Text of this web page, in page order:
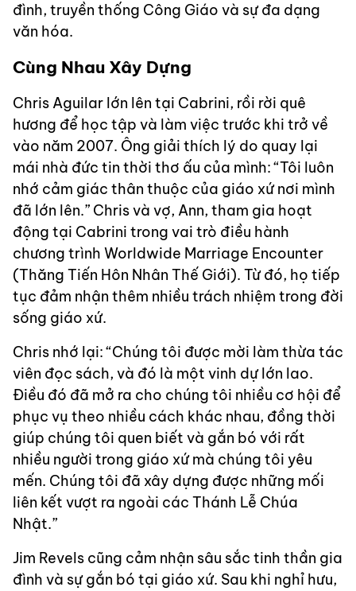
đình, truyền thống Công Giáo và sự đa dạng
văn hóa.
Cùng Nhau Xây Dựng
Chris Aguilar lớn lên tại Cabrini, rồi rời quê
hương để học tập và làm việc trước khi trở về
vào năm 2007. Ông giải thích lý do quay lại
mái nhà đức tin thời thơ ấu của mình: “Tôi luôn
nhớ cảm giác thân thuộc của giáo xứ nơi mình
đã lớn lên.” Chris và vợ, Ann, tham gia hoạt
động tại Cabrini trong vai trò điều hành
chương trình Worldwide Marriage Encounter
(Thăng Tiến Hôn Nhân Thế Giới). Từ đó, họ tiếp
tục đảm nhận thêm nhiều trách nhiệm trong đời
sống giáo xứ.
Chris nhớ lại: “Chúng tôi được mời làm thừa tác
viên đọc sách, và đó là một vinh dự lớn lao.
Điều đó đã mở ra cho chúng tôi nhiều cơ hội để
phục vụ theo nhiều cách khác nhau, đồng thời
giúp chúng tôi quen biết và gắn bó với rất
nhiều người trong giáo xứ mà chúng tôi yêu
mến. Chúng tôi đã xây dựng được những mối
liên kết vượt ra ngoài các Thánh Lễ Chúa
Nhật.”
Jim Revels cũng cảm nhận sâu sắc tinh thần gia
đình và sự gắn bó tại giáo xứ. Sau khi nghỉ hưu,